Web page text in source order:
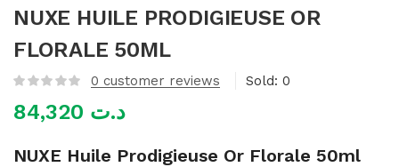
NUXE HUILE PRODIGIEUSE OR
FLORALE 50ML
0 customer reviews Sold: 0
د.ت
NUXE Huile Prodigieuse Or Florale 50ml